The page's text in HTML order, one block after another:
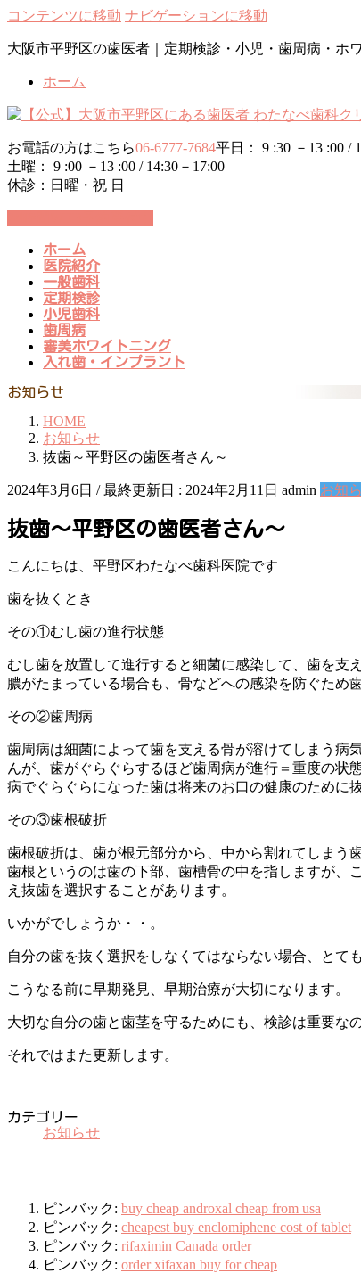
コンテンツに移動 ナビゲーションに移動
大阪市平野区の歯医者｜定期検診・小児・歯周病・ホ
ホーム
お電話の方はこちら06-6777-7684平日： 9 :30 －13 :00 /
土曜： 9 :00 －13 :00 / 14:30－17:00
休診：日曜・祝 日
ホーム
医院紹介
一般歯科
定期検診
小児歯科
歯周病
審美ホワイトニング
入れ歯・インプラント
お知らせ
HOME
お知らせ
抜歯～平野区の歯医者さん～
2024年3月6日 / 最終更新日 : 2024年2月11日 admin お知
抜歯～平野区の歯医者さん～
こんにちは、平野区わたなべ歯科医院です
歯を抜くとき
その①むし歯の進行状態
むし歯を放置して進行すると細菌に感染して、歯を支
膿がたまっている場合も、骨などへの感染を防ぐため
その②歯周病
歯周病は細菌によって歯を支える骨が溶けてしまう
んが、歯がぐらぐらするほど歯周病が進行＝重度の状
病でぐらぐらになった歯は将来のお口の健康のために
その③歯根破折
歯根破折は、歯が根元部分から、中から割れてしまう
歯根というのは歯の下部、歯槽骨の中を指しますが、
え抜歯を選択することがあります。
いかがでしょうか・・。
自分の歯を抜く選択をしなくてはならない場合、とて
こうなる前に早期発見、早期治療が大切になります。
大切な自分の歯と歯茎を守るためにも、検診は重要なの
それではまた更新します。
カテゴリー
お知らせ
ピンバック: buy cheap androxal cheap from usa
ピンバック: cheapest buy enclomiphene cost of tablet
ピンバック: rifaximin Canada order
ピンバック: order xifaxan buy for cheap